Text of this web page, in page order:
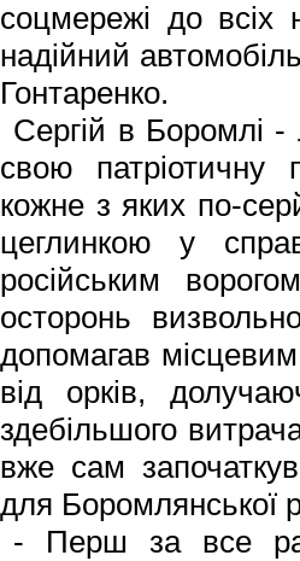
соцмережі до всіх
надійний
Гонтаренко.
Сергій в Боромлі
свою патріотичну
кожне з яких по-
цеглинкою у
російським
осторонь
допомагав
від орків,
здебільшого
вже сам
для Боромлянської
- Перш за все